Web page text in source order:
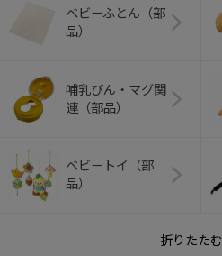
ベビーふとん（部
品）
哺乳びん・マグ関
連（部品）
ベビートイ（部
品）